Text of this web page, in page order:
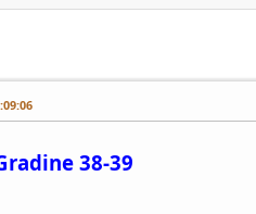
38-39